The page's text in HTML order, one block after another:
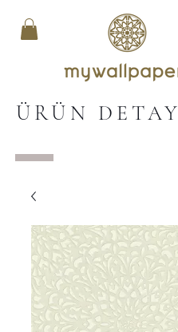
ÜRÜN DETAY